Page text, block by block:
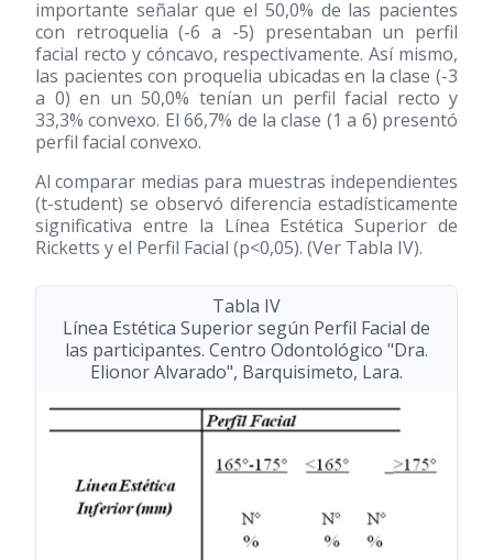
importante señalar que el 50,0% de las pacientes
con retroquelia (-6 a -5) presentaban un perfil
facial recto y cóncavo, respectivamente. Así mismo,
las pacientes con proquelia ubicadas en la clase (-3
a 0) en un 50,0% tenían un perfil facial recto y
33,3% convexo. El 66,7% de la clase (1 a 6) presentó
perfil facial convexo.
Al comparar medias para muestras independientes
(t-student) se observó diferencia estadísticamente
significativa entre la Línea Estética Superior de
Ricketts y el Perfil Facial (p<0,05). (Ver Tabla IV).
Tabla IV
Línea Estética Superior según Perfil Facial de
las participantes. Centro Odontológico "Dra.
Elionor Alvarado", Barquisimeto, Lara.